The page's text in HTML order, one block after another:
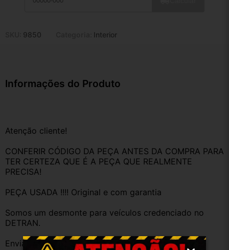
9850 Interior
Informações do Produto
Atenção cliente!
CONFERIR CÓDIGO DA PEÇA ANTES DA COMPRA PARA
TER CERTEZA QUE É A PEÇA QUE REALMENTE
PRECISA!
PEÇA USADA !!!! Original e com garantia
Somos um desmonte para veículos credenciado no
DETRAN.
Enviamos as peças com nota a Fiscal.